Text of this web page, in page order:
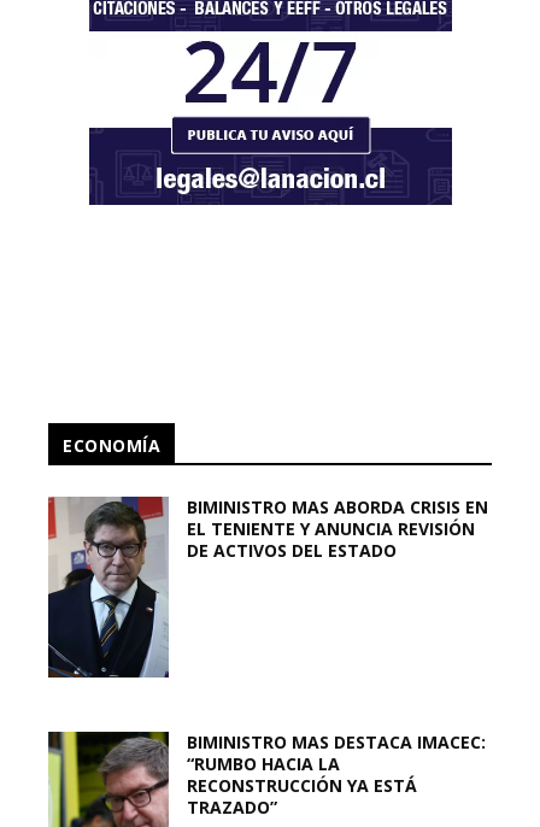
ECONOMÍA
BIMINISTRO MAS ABORDA CRISIS EN
EL TENIENTE Y ANUNCIA REVISIÓN
DE ACTIVOS DEL ESTADO
BIMINISTRO MAS DESTACA IMACEC:
“RUMBO HACIA LA
RECONSTRUCCIÓN YA ESTÁ
TRAZADO”